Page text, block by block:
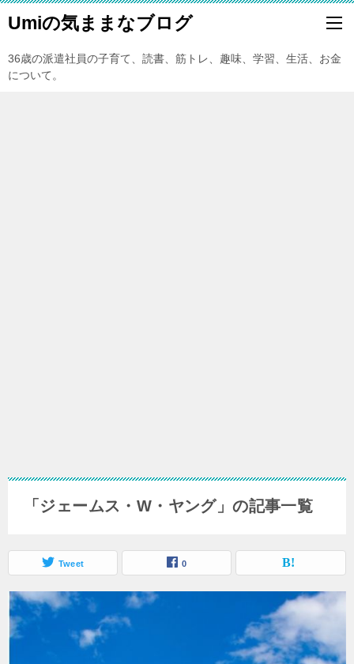
Umiの気ままなブログ
36歳の派遣社員の子育て、読書、筋トレ、趣味、学習、生活、お金
について。
「ジェームス・W・ヤング」の記事一覧
Tweet 0